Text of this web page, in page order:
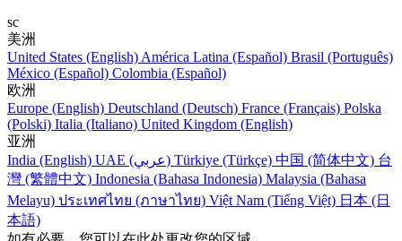
sc
美洲
United States (English) América Latina (Español) Brasil (Português)
México (Español) Colombia (Español)
欧洲
Europe (English) Deutschland (Deutsch) France (Français) Polska
(Polski) Italia (Italiano) United Kingdom (English)
亚洲
India (English)
UAE (عربي) Türkiye (Türkçe) 中国 (简体中文) 台
灣 (繁體中文) Indonesia (Bahasa Indonesia) Malaysia (Bahasa
Melayu) ประเทศไทย (ภาษาไทย) Việt Nam (Tiếng Việt) 日本 (日
本語)